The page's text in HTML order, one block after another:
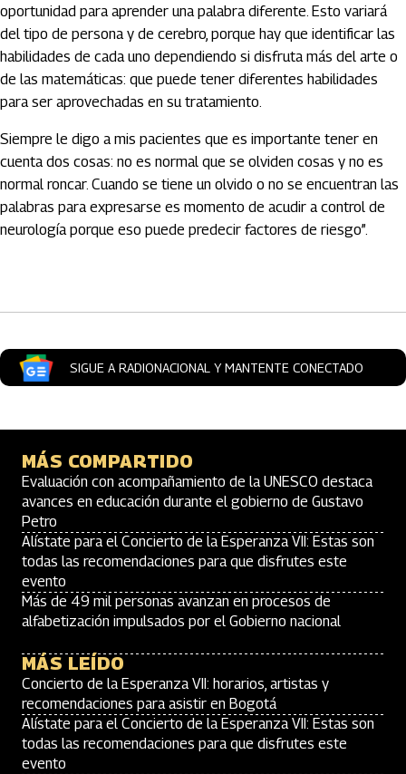
oportunidad para aprender una palabra diferente. Esto variará
del tipo de persona y de cerebro, porque hay que identificar las
habilidades de cada uno dependiendo si disfruta más del arte o
de las matemáticas: que puede tener diferentes habilidades
para ser aprovechadas en su tratamiento.
Siempre le digo a mis pacientes que es importante tener en
cuenta dos cosas: no es normal que se olviden cosas y no es
normal roncar. Cuando se tiene un olvido o no se encuentran las
palabras para expresarse es momento de acudir a control de
neurología porque eso puede predecir factores de riesgo”.
SIGUE A RADIONACIONAL Y MANTENTE CONECTADO
MÁS COMPARTIDO
Evaluación con acompañamiento de la UNESCO destaca
avances en educación durante el gobierno de Gustavo
Petro
Alístate para el Concierto de la Esperanza VII: Estas son
todas las recomendaciones para que disfrutes este
evento
Más de 49 mil personas avanzan en procesos de
alfabetización impulsados por el Gobierno nacional
MÁS LEÍDO
Concierto de la Esperanza VII: horarios, artistas y
recomendaciones para asistir en Bogotá
Alístate para el Concierto de la Esperanza VII: Estas son
todas las recomendaciones para que disfrutes este
evento